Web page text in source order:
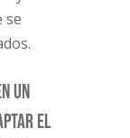
se
un
el